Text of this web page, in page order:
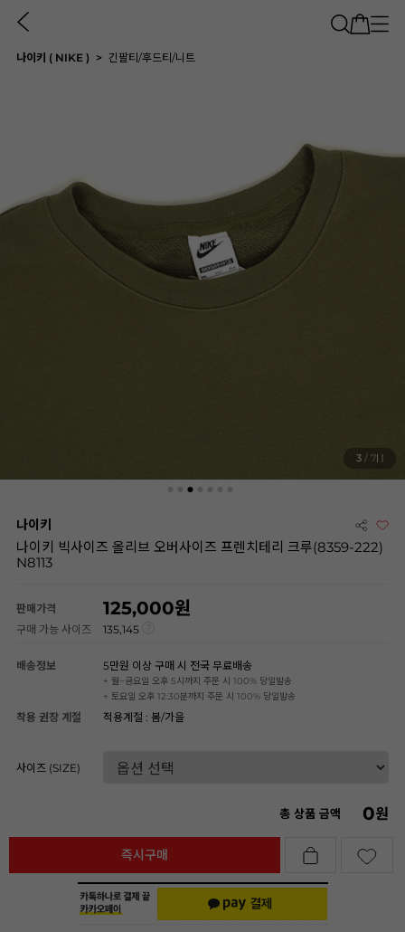
나이키 ( NIKE ) 긴팔티/후드티/니트
3 / 7
나이키
나이키 빅사이즈 올리브 오버사이즈 프렌치테리 크루(8359-222)
N8113
판매가격 125,000
구매 가능 사이즈 135,145
배송정보 5만원 이상 구매 시 전국 무료배송
+ 월~금요일 오후 5시까지 주문 시 100% 당일발송
+ 토요일 오후 12:30분까지 주문 시 100% 당일발송
착용 권장 계절 적용계절 : 봄/가을
사이즈 (SIZE)
총 상품 금액 0원
즉시구매